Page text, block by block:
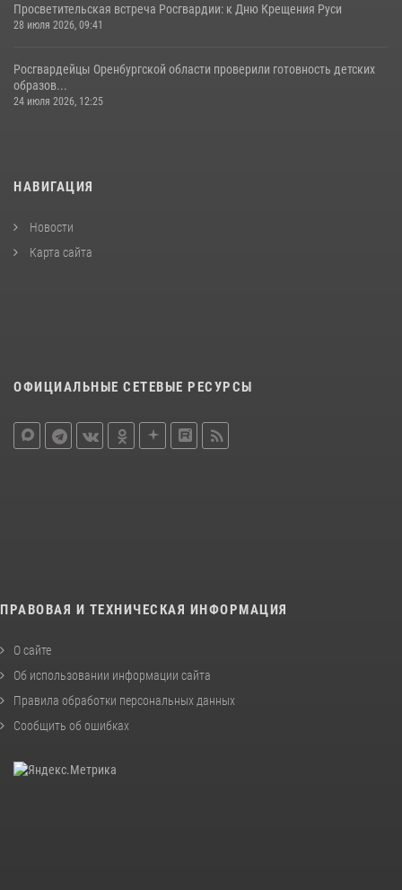
Просветительская встреча Росгвардии: к Дню Крещения Руси
28 июля 2026, 09:41
Росгвардейцы Оренбургской области проверили готовность детских
образов...
24 июля 2026, 12:25
НАВИГАЦИЯ
Новости
Карта сайта
ОФИЦИАЛЬНЫЕ СЕТЕВЫЕ РЕСУРСЫ
ПРАВОВАЯ И ТЕХНИЧЕСКАЯ ИНФОРМАЦИЯ
О сайте
Об использовании информации сайта
Правила обработки персональных данных
Сообщить об ошибках